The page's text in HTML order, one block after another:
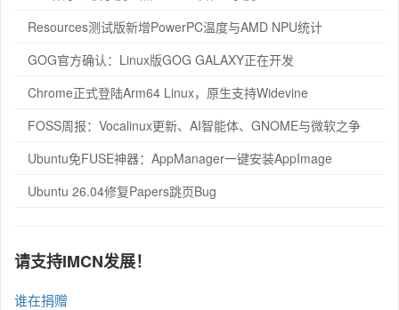
Resources测试版新增PowerPC温度与AMD NPU统计
GOG官方确认：Linux版GOG GALAXY正在开发
Chrome正式登陆Arm64 Linux，原生支持Widevine
FOSS周报：Vocalinux更新、AI智能体、GNOME与微软之争
Ubuntu免FUSE神器：AppManager一键安装AppImage
Ubuntu 26.04修复Papers跳页Bug
请支持IMCN发展！
谁在捐赠